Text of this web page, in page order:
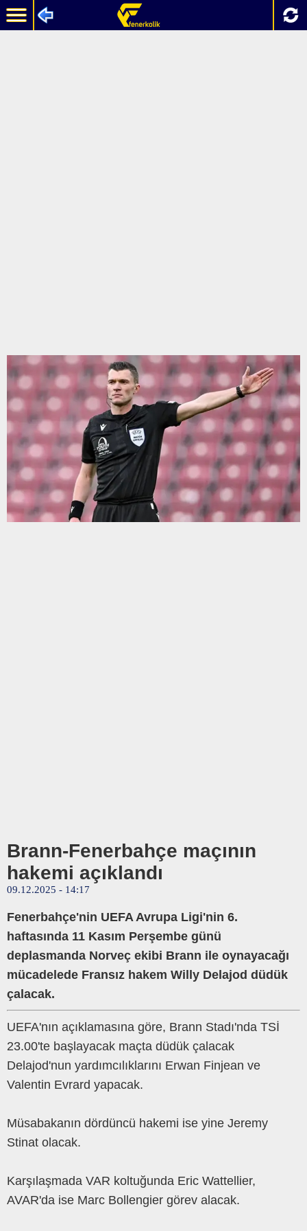
Brann-Fenerbahçe maçının
hakemi açıklandı
09.12.2025 - 14:17
Fenerbahçe'nin UEFA Avrupa Ligi'nin 6.
haftasında 11 Kasım Perşembe günü
deplasmanda Norveç ekibi Brann ile oynayacağı
mücadelede Fransız hakem Willy Delajod düdük
çalacak.
UEFA'nın açıklamasına göre, Brann Stadı'nda TSİ
23.00'te başlayacak maçta düdük çalacak
Delajod'nun yardımcılıklarını Erwan Finjean ve
Valentin Evrard yapacak.
Müsabakanın dördüncü hakemi ise yine Jeremy
Stinat olacak.
Karşılaşmada VAR koltuğunda Eric Wattellier,
AVAR'da ise Marc Bollengier görev alacak.